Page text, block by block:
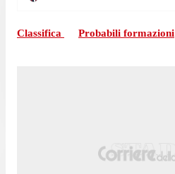
Classifica Probabili formazioni